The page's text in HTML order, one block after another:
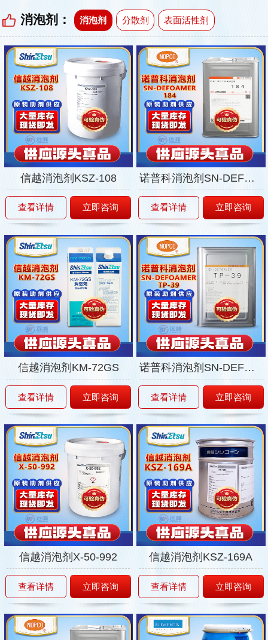
消泡剂： 消泡剂 分散剂 表面活性剂
信越消泡剂KSZ-108
查看详情 立即咨询
诺普科消泡剂SN-DEFOAMER184
查看详情 立即咨询
信越消泡剂KM-72GS
查看详情 立即咨询
诺普科消泡剂SN-DEFOAMERTP-39
查看详情 立即咨询
信越消泡剂X-50-992
查看详情 立即咨询
信越消泡剂KSZ-169A
查看详情 立即咨询
现在有优惠活动吗